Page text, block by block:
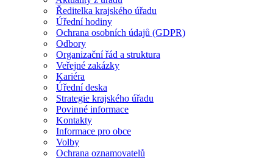
Ředitelka krajského úřadu
Úřední hodiny
Ochrana osobních údajů (GDPR)
Odbory
Organizační řád a struktura
Veřejné zakázky
Kariéra
Úřední deska
Strategie krajského úřadu
Povinné informace
Kontakty
Informace pro obce
Volby
Ochrana oznamovatelů